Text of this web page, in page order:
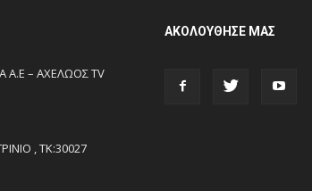
Α.Ε – ΑΧΕΛΩΟΣ TV
, ΤΚ:30027
ΑΚΟΛΟΥΘΗΣΕ ΜΑΣ